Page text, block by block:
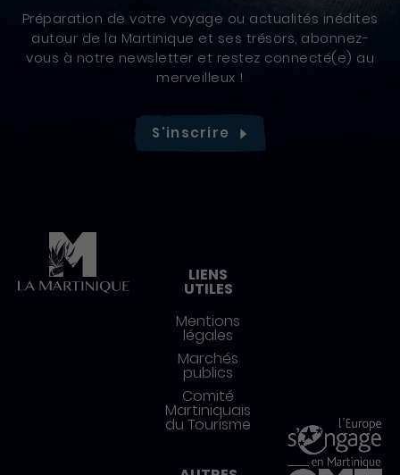
Préparation de votre voyage ou actualités inédites
autour de la Martinique et ses trésors, abonnez-
vous à notre newsletter et restez connecté(e) au
merveilleux !
S'inscrire
LIENS
UTILES
Mentions
légales
Marchés
publics
Comité
Martiniquais
du Tourisme